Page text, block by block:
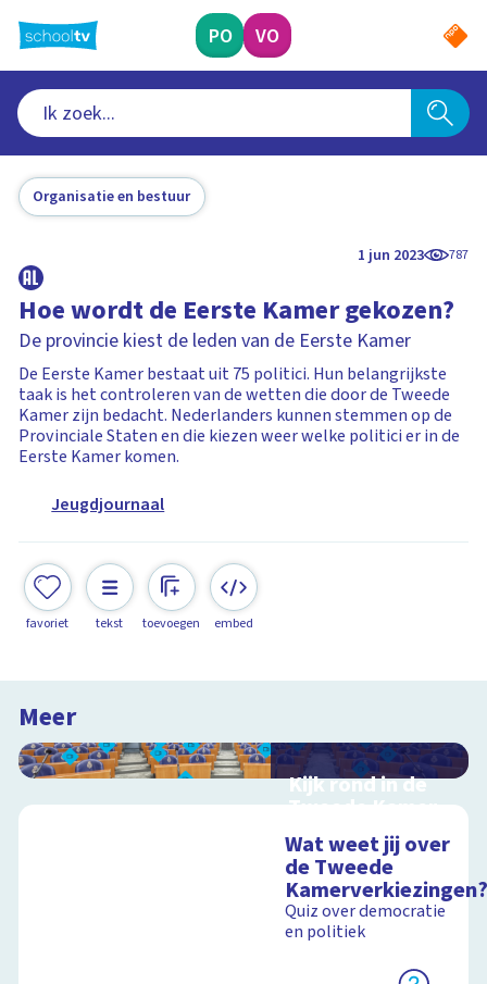
naar
hoofdinhoud
PO VO
Organisatie en bestuur
1 jun 2023 787
Hoe wordt de Eerste Kamer gekozen?
De provincie kiest de leden van de Eerste Kamer
De Eerste Kamer bestaat uit 75 politici. Hun belangrijkste
taak is het controleren van de wetten die door de Tweede
Kamer zijn bedacht. Nederlanders kunnen stemmen op de
Provinciale Staten en die kiezen weer welke politici er in de
Eerste Kamer komen.
Jeugdjournaal
favoriet tekst toevoegen embed
Meer
Kijk rond in de
Tweede Kamer
schoolplaat over de
Nederlandse politiek
en democratie
Schoolplaat
Wat weet jij over
de Tweede
Quiz over democratie
en politiek